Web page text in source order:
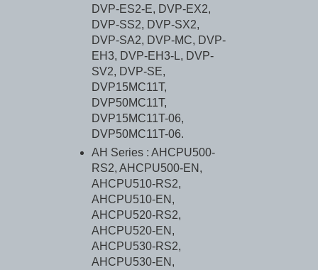
DVP-ES2-E, DVP-EX2,
DVP-SS2, DVP-SX2,
DVP-SA2, DVP-MC, DVP-
EH3, DVP-EH3-L, DVP-
SV2, DVP-SE,
DVP15MC11T,
DVP50MC11T,
DVP15MC11T-06,
DVP50MC11T-06.
AH Series : AHCPU500-
RS2, AHCPU500-EN,
AHCPU510-RS2,
AHCPU510-EN,
AHCPU520-RS2,
AHCPU520-EN,
AHCPU530-RS2,
AHCPU530-EN,